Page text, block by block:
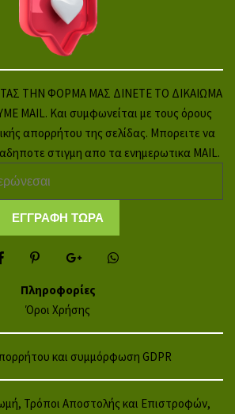
ΤΗΝ ΦΟΡΜΑ ΜΑΣ ΔΙΝΕΤΕ ΤΟ ΔΙΚΑΙΩΜΑ
MAIL. Και συμφωνείται με τους όρους
απορρήτου της σελίδας. Μπορειτε να
στιγμη απο τα ενημερωτικα MAIL.
Πληροφορίες
Όροι Χρήσης
και συμμόρφωση GDPR
Τρόποι Αποστολής και Επιστροφών,